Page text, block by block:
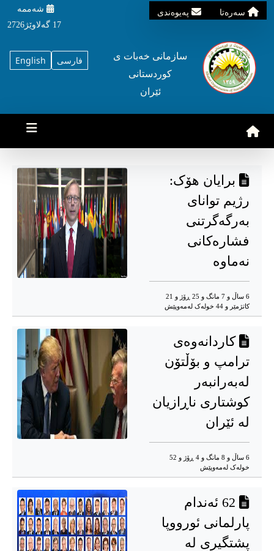
سه‌ره‌تا په‌یوه‌ندی
شه‌ممه‌
17 گه‌لاوێژ2726
English فارسی
سازمانی خه‌بات ی
کوردستانی
ئێران
برایان هۆک:
رژیم توانای
بەرگەگرتنی
فشارەکانی
نەماوە
6 ساڵ و 7 مانگ و 25 ڕۆژ و 21
کاتژمێر و 44 خوله‌ک له‌مه‌وپێش‌
کاردانەوەی
ترامپ و بۆڵتۆن
لەبەرانبەر
کوشتارى ناڕازیان
لە ئێران
6 ساڵ و 8 مانگ و 4 ڕۆژ و 52
خوله‌ک له‌مه‌وپێش‌
62 ئەندام
پارلمانی ئورووپا
پشتگیری لە